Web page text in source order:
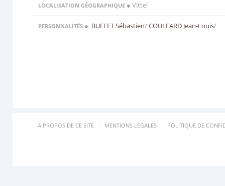
LOCALISATION GÉOGRAPHIQUE ● Vittel
PERSONNALITÉS ● BUFFET Sébastien/COULEARD Jean-Louis/
A PROPOS DE CE SITE MENTIONS LÉGALES POLITIQUE DE